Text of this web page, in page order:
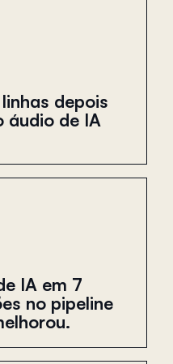
depois
áudio de IA
IA em 7
no pipeline